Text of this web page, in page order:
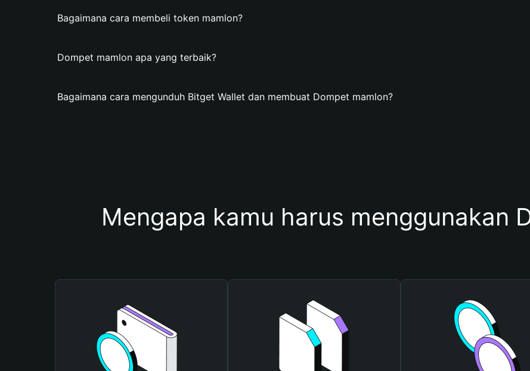
Bagaimana cara membeli token mamlon?
Dompet mamlon apa yang terbaik?
Bagaimana cara mengunduh Bitget Wallet dan membuat Dompet mamlon?
Mengapa kamu harus menggunakan